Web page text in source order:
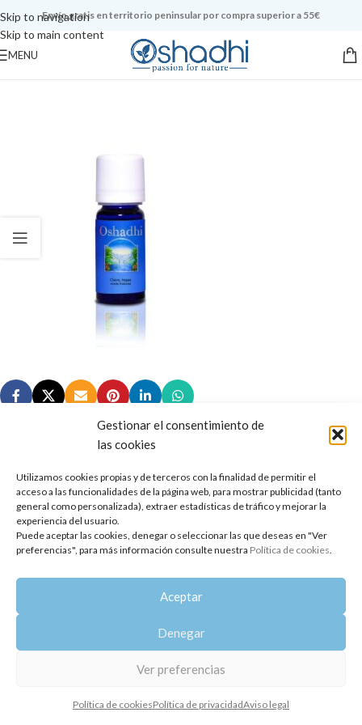
Gestionar el consentimiento de
las cookies
Utilizamos cookies propias y de terceros con la finalidad de permitir el
acceso a las funcionalidades de la página web, para mostrar publicidad (tanto
general como personalizada), extraer estadísticas de tráfico y mejorar la
experiencia del usuario.
Puede aceptar las cookies, denegar o seleccionar las que deseas en "Ver
preferencias", para más información consulte nuestra Política de cookies.
Aceptar
Denegar
Ver preferencias
Política de cookiesPolítica de privacidadAviso legal
Skip to navigation
Skip to main content
Envío gratis en territorio peninsular por compra superior a 55€
MENU
Copyright 2014-2025 Oshadhi España
Todos los derechos reservados.
Política de privacidad | Aviso legal | Política de cookies